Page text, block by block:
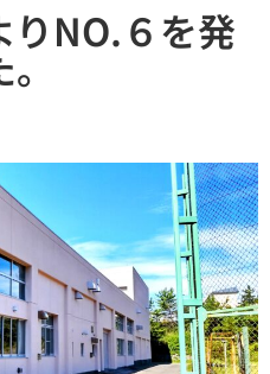
りNO.６を発